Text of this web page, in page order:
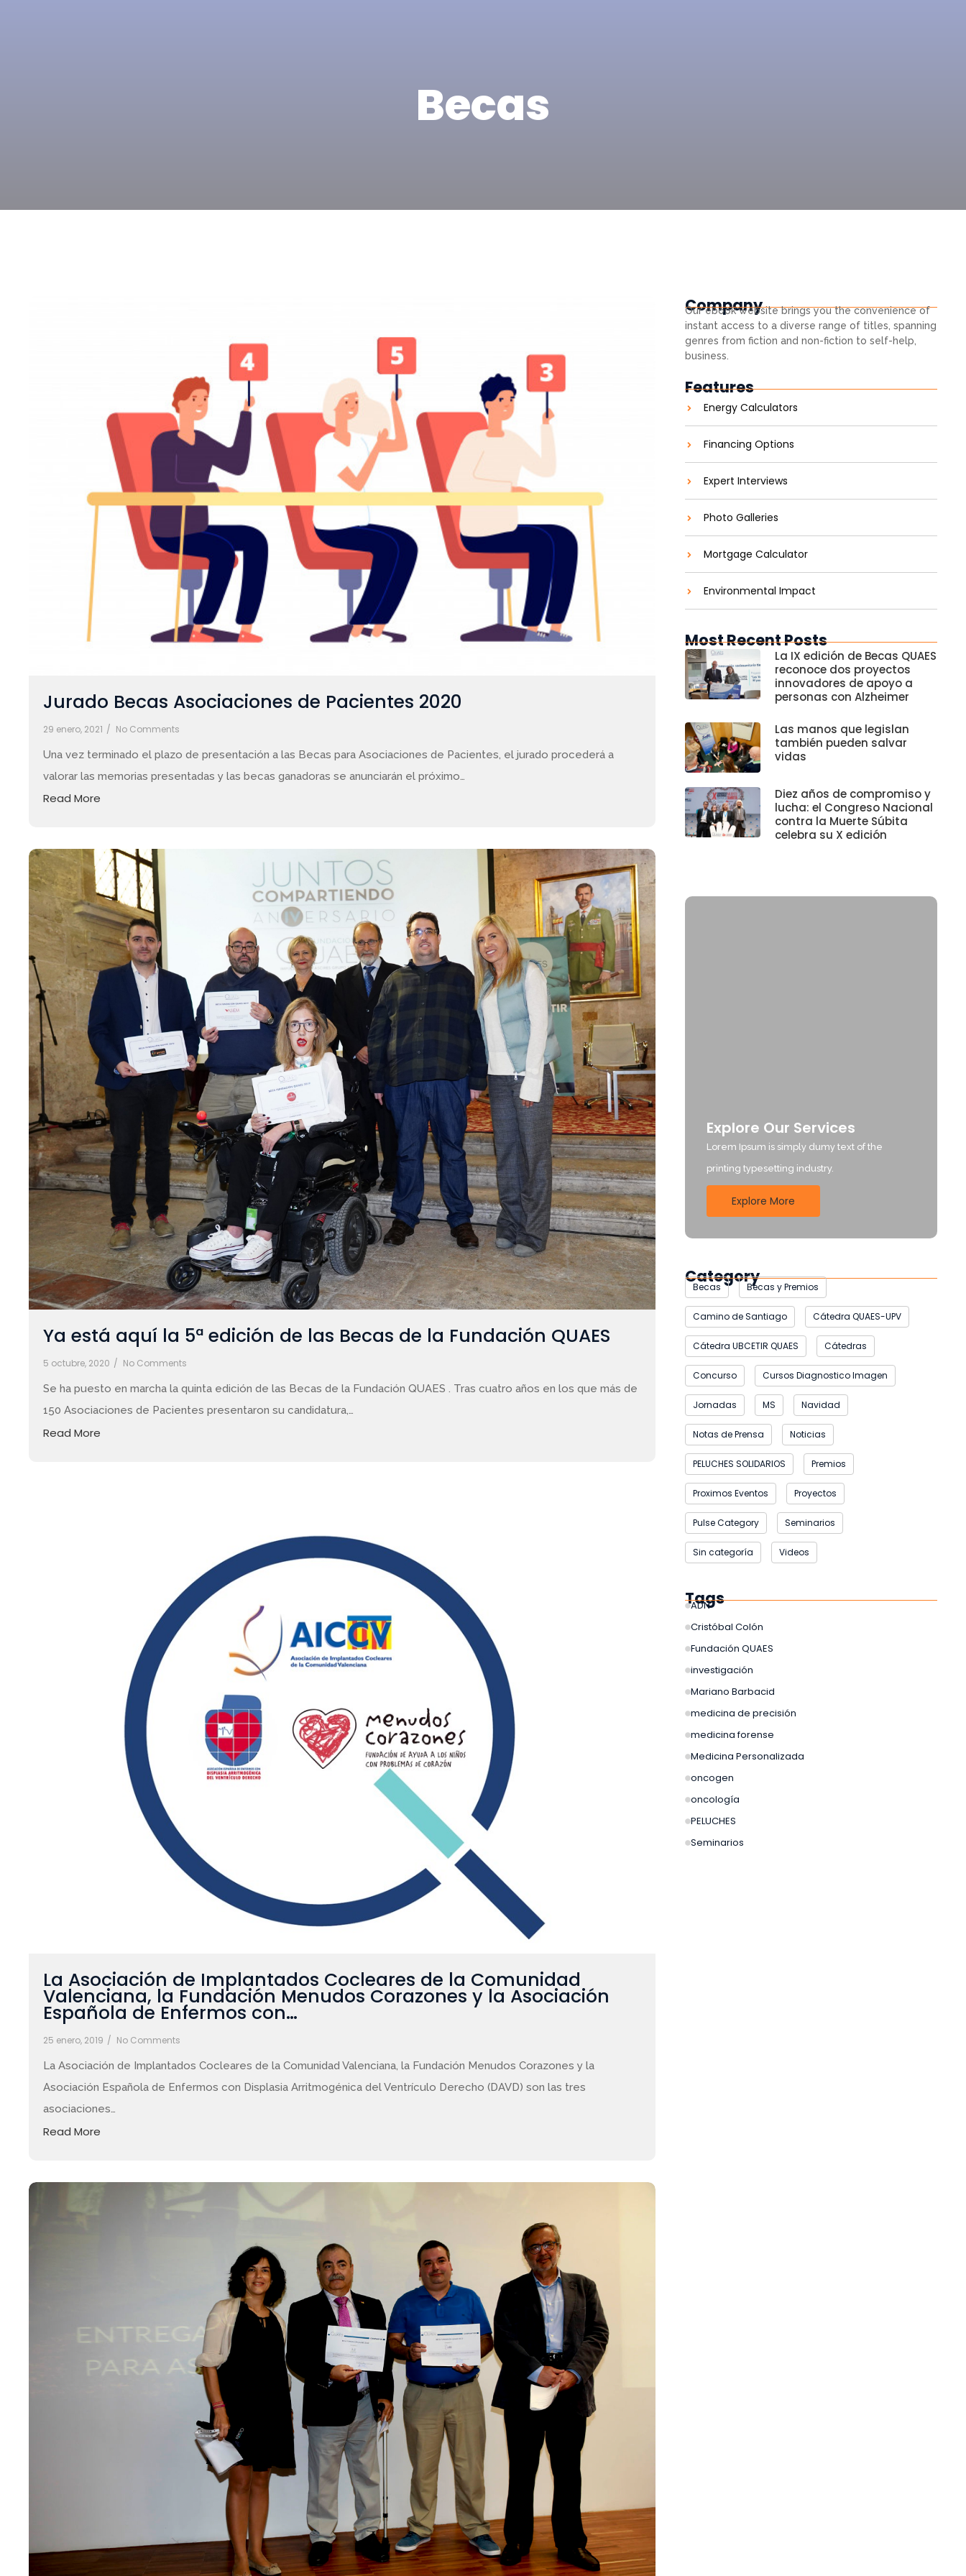
Becas
Jurado Becas Asociaciones de Pacientes 2020
29 enero, 2021 / No Comments
Una vez terminado el plazo de presentación a las Becas para Asociaciones de Pacientes, el jurado procederá a
valorar las memorias presentadas y las becas ganadoras se anunciarán el próximo…
Read More
Ya está aquí la 5ª edición de las Becas de la Fundación QUAES
5 octubre, 2020 / No Comments
Se ha puesto en marcha la quinta edición de las Becas de la Fundación QUAES . Tras cuatro años en los que más de
150 Asociaciones de Pacientes presentaron su candidatura,…
Read More
La Asociación de Implantados Cocleares de la Comunidad
Valenciana, la Fundación Menudos Corazones y la Asociación
Española de Enfermos con…
25 enero, 2019 / No Comments
La Asociación de Implantados Cocleares de la Comunidad Valenciana, la Fundación Menudos Corazones y la
Asociación Española de Enfermos con Displasia Arritmogénica del Ventrículo Derecho (DAVD) son las tres
asociaciones…
Read More
Company
Our ebook website brings you the convenience of
instant access to a diverse range of titles, spanning
genres from fiction and non-fiction to self-help,
business.
Features
Energy Calculators
Financing Options
Expert Interviews
Photo Galleries
Mortgage Calculator
Environmental Impact
Most Recent Posts
La IX edición de Becas QUAES
reconoce dos proyectos
innovadores de apoyo a
personas con Alzheimer
Las manos que legislan
también pueden salvar
vidas
Diez años de compromiso y
lucha: el Congreso Nacional
contra la Muerte Súbita
celebra su X edición
Explore Our Services
Lorem Ipsum is simply dumy text of the
printing typesetting industry.
Explore More
Category
Becas Becas y Premios
Camino de Santiago Cátedra QUAES-UPV
Cátedra UBCETIR QUAES Cátedras
Concurso Cursos Diagnostico Imagen
Jornadas MS Navidad
Notas de Prensa Noticias
PELUCHES SOLIDARIOS Premios
Proximos Eventos Proyectos
Pulse Category Seminarios
Sin categoría Videos
Tags
ADN
Cristóbal Colón
Fundación QUAES
investigación
Mariano Barbacid
medicina de precisión
medicina forense
Medicina Personalizada
oncogen
oncología
PELUCHES
Seminarios